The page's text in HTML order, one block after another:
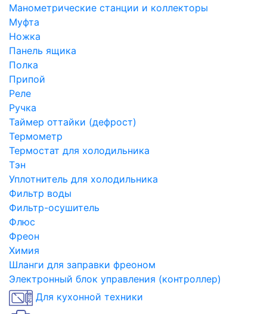
Манометрические станции и коллекторы
Муфта
Ножка
Панель ящика
Полка
Припой
Реле
Ручка
Таймер оттайки (дефрост)
Термометр
Термостат для холодильника
Тэн
Уплотнитель для холодильника
Фильтр воды
Фильтр-осушитель
Флюс
Фреон
Химия
Шланги для заправки фреоном
Электронный блок управления (контроллер)
Для кухонной техники